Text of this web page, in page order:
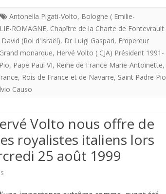
Croix»
Luigi
Gaspari
–
et
la
par
Antonella Pigati-Volto, Bologne ( Emilie-
ROMAGNE, Chapître de la Charte de Fontevrault
David (Roi d'Israël), Dr Luigi Gaspari, Empereur
Grand monarque, Hervé Volto ( CJA) Président 1991-
, Pape Paul VI, Reine de France Marie-Antoinette,
, Rois de France et de Navarre, Saint Padre Pio
Causo
Volto nous offre de
royalistes italiens lors
25 août 1999